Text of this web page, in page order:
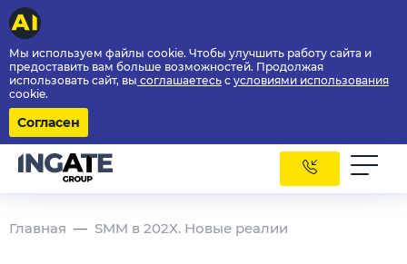
Мы используем файлы cookie. Чтобы улучшить работу сайта и
предоставить вам больше возможностей. Продолжая
использовать сайт, вы соглашаетесь с условиями использования
cookie.
Согласен
Главная SMM в 202Х. Новые реалии